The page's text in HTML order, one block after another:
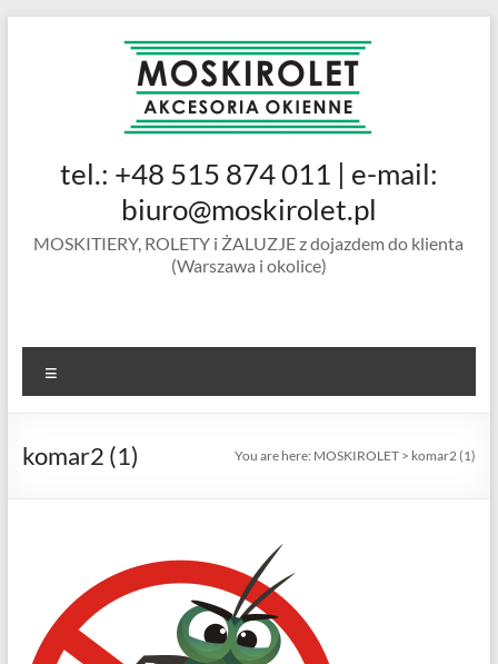
MOSKIROLET
siatki na
okienne |
ramkowe i
drzwiowe
tel.: +48 515 874 011 | e-mail:
biuro@moskirolet.pl
MOSKITIERY, ROLETY i ŻALUZJE z dojazdem do klienta
(Warszawa i okolice)
komar2 (1) You are here: MOSKIROLET > komar2 (1)